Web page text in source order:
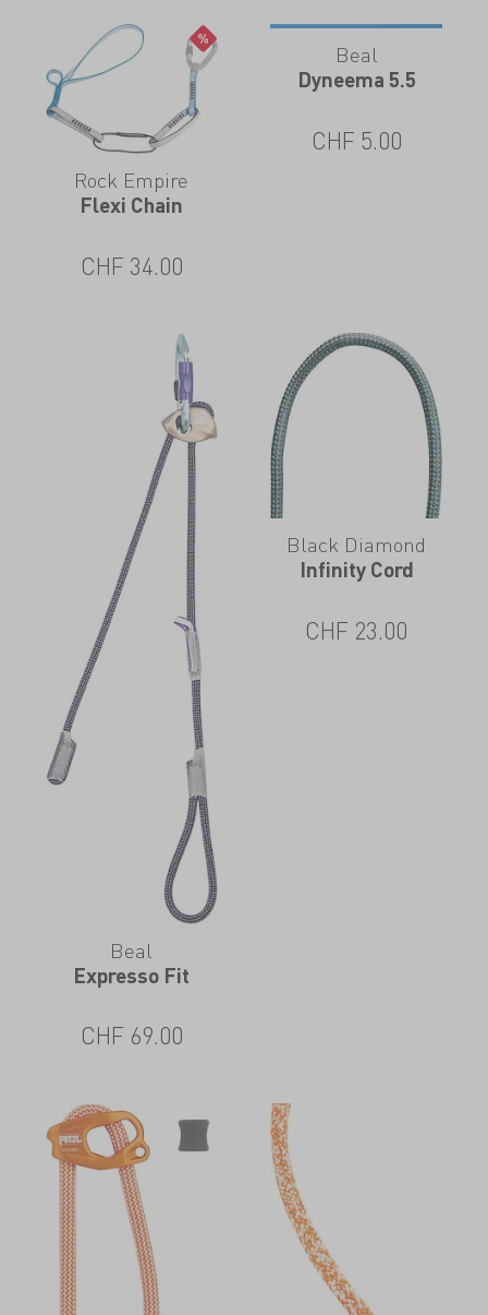
Rock Empire
Flexi Chain
CHF 34.00
Beal
Dyneema 5.5
CHF 5.00
Beal
Expresso Fit
CHF 69.00
Black Diamond
Infinity Cord
CHF 23.00